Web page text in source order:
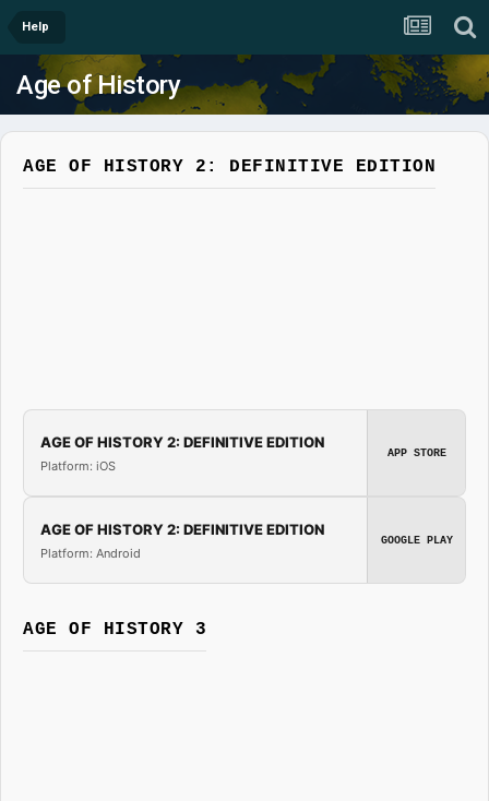
Help
Age of History
AGE OF HISTORY 2: DEFINITIVE EDITION
AGE OF HISTORY 2: DEFINITIVE EDITION
Platform: iOS
APP STORE
AGE OF HISTORY 2: DEFINITIVE EDITION
Platform: Android
GOOGLE PLAY
AGE OF HISTORY 3